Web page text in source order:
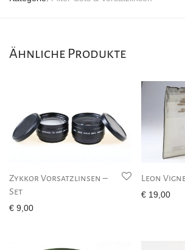
Ähnliche Produkte
Zykkor Vorsatzlinsen –
Set
€ 9,00
Leon
€ 19,00